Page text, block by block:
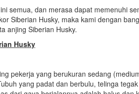
semua, dan merasa dapat memenuhi
Siberian Husky, maka kami dengan
anjing Siberian Husky.
Husky
pekerja yang berukuran sedang
yang padat dan berbulu, telinga